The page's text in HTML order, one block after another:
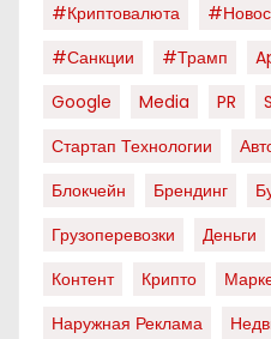
#криптовалюта
#санкции
#трамп
Google
Media PR
Стартап Технологии
Блокчейн
Брендинг
Грузоперевозки
Деньги
Контент
Крипто
Наружная Реклама